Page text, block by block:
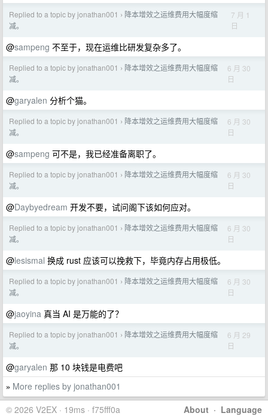
Replied to a topic by jonathan001 › 降本增效之运维费用大幅度缩
减。
7 月 1
日
@sampeng 不至于，现在运维比研发复杂多了。
Replied to a topic by jonathan001 › 降本增效之运维费用大幅度缩
减。
6 月 30
日
@garyalen 分析个猫。
Replied to a topic by jonathan001 › 降本增效之运维费用大幅度缩
减。
6 月 30
日
@sampeng 可不是，我已经准备离职了。
Replied to a topic by jonathan001 › 降本增效之运维费用大幅度缩
减。
6 月 30
日
@Daybyedream 开发不要，试问阁下该如何应对。
Replied to a topic by jonathan001 › 降本增效之运维费用大幅度缩
减。
6 月 30
日
@lesismal 换成 rust 应该可以挽救下，毕竟内存占用极低。
Replied to a topic by jonathan001 › 降本增效之运维费用大幅度缩
减。
6 月 30
日
@jaoyina 真当 AI 是万能的了？
Replied to a topic by jonathan001 › 降本增效之运维费用大幅度缩
减。
6 月 29
日
@garyalen 那 10 块钱是电费吧
» More replies by jonathan001
About · Language
© 2026 V2EX · 19ms · f75fff0a